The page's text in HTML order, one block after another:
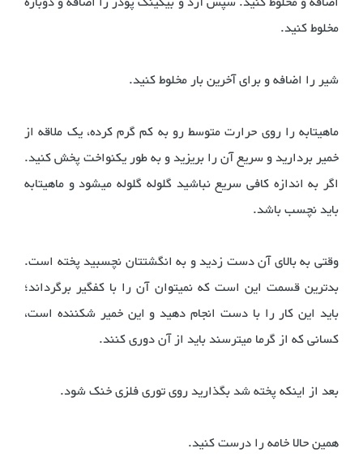
مخلوط کنید.
شیر را اضافه و برای آخرین بار مخلوط کنید.
ماهیتابه را روی حرارت متوسط رو به کم گرم کرده، یک ملاقه از
خمیر بردارید و سریع آن را بریزید و به طور یکنواخت پخش کنید.
اگر به اندازه کافی سریع نباشید گلوله گلوله میشود و ماهیتابه
باید نچسب باشد.
وقتی به بالای آن دست زدید و به انگشتتان نچسبید پخته است.
بدترین قسمت این است که نمیتوان آن را با کفگیر برگرداند؛
باید این کار را با دست انجام دهید و این خمیر شکننده است،
کسانی که از گرما میترسند باید از آن دوری کنند.
بعد از اینکه پخته شد بگذارید روی توری فلزی خنک شود.
همین حالا خامه را درست کنید.